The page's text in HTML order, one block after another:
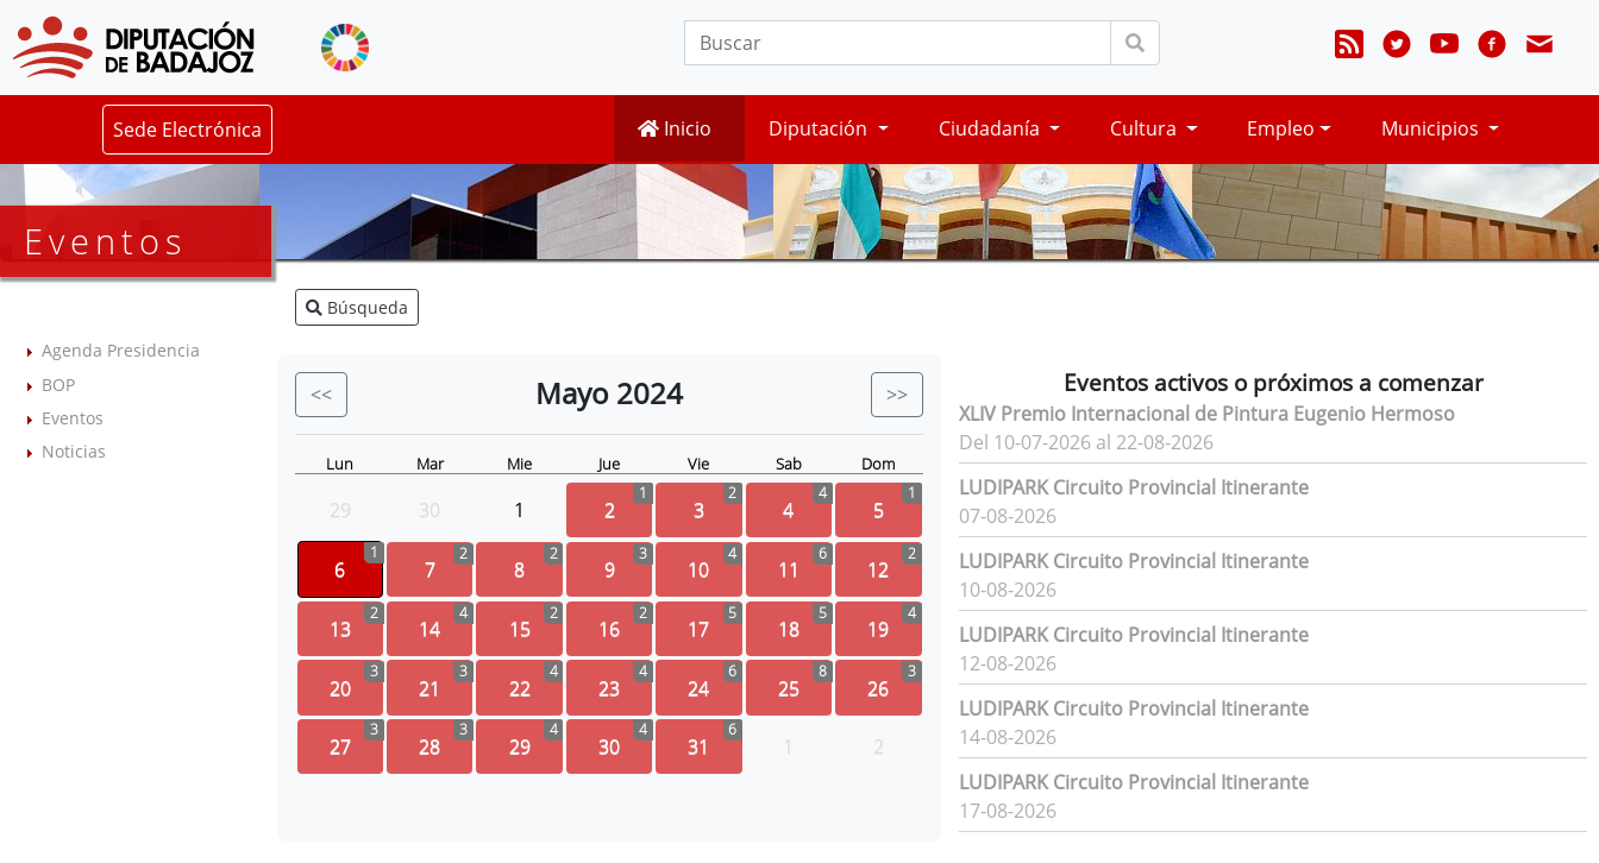
Sede Electrónica Inicio Diputación Ciudadanía Cultura Empleo Municipios
Eventos
Agenda Presidencia
BOP
Eventos
Noticias
Búsqueda
<< Mayo 2024 >>
Lun Mar Mie Jue Vie Sab Dom
29 30 1 2
1
3
2
4
4
5
1
6
1
7
2
8
2
9
3
10
4
11
6
12
2
13
2
14
4
15
2
16
2
17
5
18
5
19
4
20
3
21
3
22
4
23
4
24
6
25
8
26
3
27
3
28
3
29
4
30
4
31
6
1 2
Eventos activos o próximos a comenzar
XLIV Premio Internacional de Pintura Eugenio Hermoso
Del 10-07-2026 al 22-08-2026
LUDIPARK Circuito Provincial Itinerante
07-08-2026
LUDIPARK Circuito Provincial Itinerante
10-08-2026
LUDIPARK Circuito Provincial Itinerante
12-08-2026
LUDIPARK Circuito Provincial Itinerante
14-08-2026
LUDIPARK Circuito Provincial Itinerante
17-08-2026